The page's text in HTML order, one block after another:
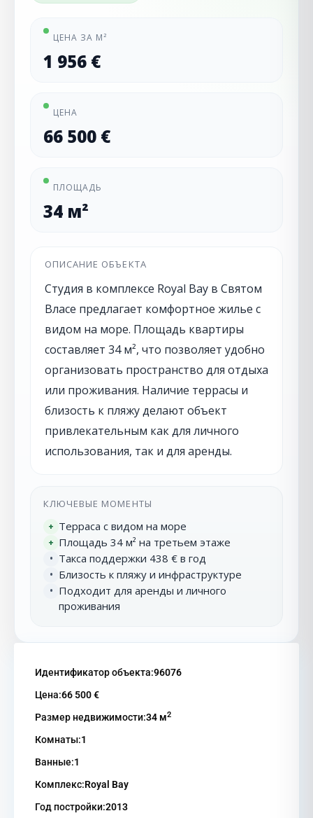
ЦЕНА ЗА М²
1 956 €
ЦЕНА
66 500 €
ПЛОЩАДЬ
34 м²
ОПИСАНИЕ ОБЪЕКТА
Студия в комплексе Royal Bay в Святом
Власе предлагает комфортное жилье с
видом на море. Площадь квартиры
составляет 34 м², что позволяет удобно
организовать пространство для отдыха
или проживания. Наличие террасы и
близость к пляжу делают объект
привлекательным как для личного
использования, так и для аренды.
КЛЮЧЕВЫЕ МОМЕНТЫ
+ Терраса с видом на море
+ Площадь 34 м² на третьем этаже
• Такса поддержки 438 € в год
• Близость к пляжу и инфраструктуре
• Подходит для аренды и личного
проживания
Идентификатор объекта:96076
Цена:66 500 €
Размер недвижимости:34 м2
Комнаты:1
Ванные:1
Комплекс:Royal Bay
Год постройки:2013